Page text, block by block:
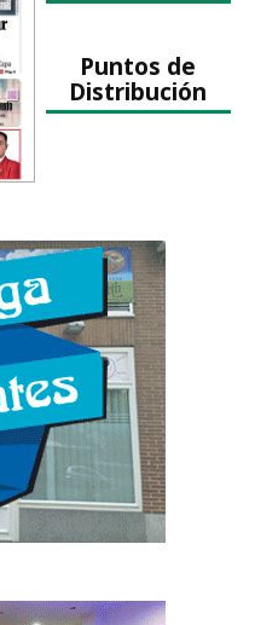
Puntos de
Distribución